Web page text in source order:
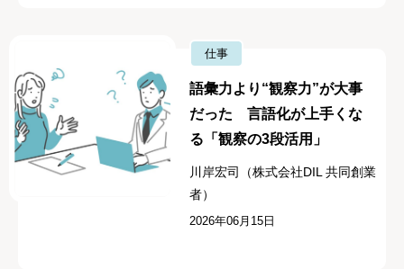
仕事
語彙力より“観察力”が大事
だった 言語化が上手くな
る「観察の3段活用」
川岸宏司（株式会社DIL 共同創業
者）
2026年06月15日